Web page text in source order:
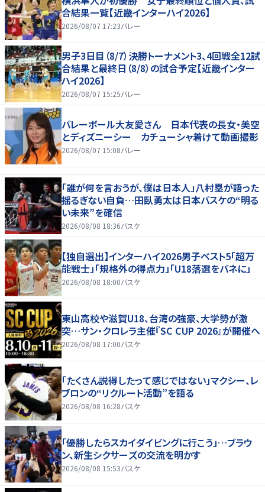
合結果一覧【近畿インターハイ2026】
2026/08/07 17:23バレー
男子3日目（8/7）決勝トーナメント3、4回戦全12試
合結果と最終日（8/8）の試合予定【近畿インター
ハイ2026】
2026/08/07 15:25バレー
バレーボール大友愛さん 日本代表の長女・美空
とディズニーシー カチューシャ着けて動画撮影
2026/08/07 15:08バレー
「誰が何を言おうが、僕は日本人」八村塁が語った
揺るぎない自負…田臥勇太は日本バスケの“明る
い未来”を確信
2026/08/08 18:36バスケ
【独自選出】インターハイ2026男子ベスト5「超万
能戦士」「規格外の得点力」「U18落選をバネに」
2026/08/08 18:00バスケ
東山高校や滋賀U18、台湾の強豪、大学勢が激
突…サン・クロレラ主催『SC CUP 2026』が開催へ
2026/08/08 17:00バスケ
「たくさん説得したって感じではない」マクシー、レ
ブロンの“リクルート活動”を語る
2026/08/08 16:28バスケ
「優勝したらスカイダイビングに行こう」…ブラウ
ン、新生シクサーズの交流を明かす
2026/08/08 15:53バスケ